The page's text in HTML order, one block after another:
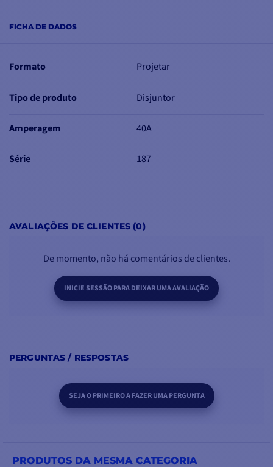
FICHA DE DADOS
Formato Projetar
Tipo de produto Disjuntor
Amperagem 40A
Série 187
AVALIAÇÕES DE CLIENTES (0)
De momento, não há comentários de clientes.
INICIE SESSÃO PARA DEIXAR UMA AVALIAÇÃO
PERGUNTAS / RESPOSTAS
SEJA O PRIMEIRO A FAZER UMA PERGUNTA
PRODUTOS DA MESMA CATEGORIA